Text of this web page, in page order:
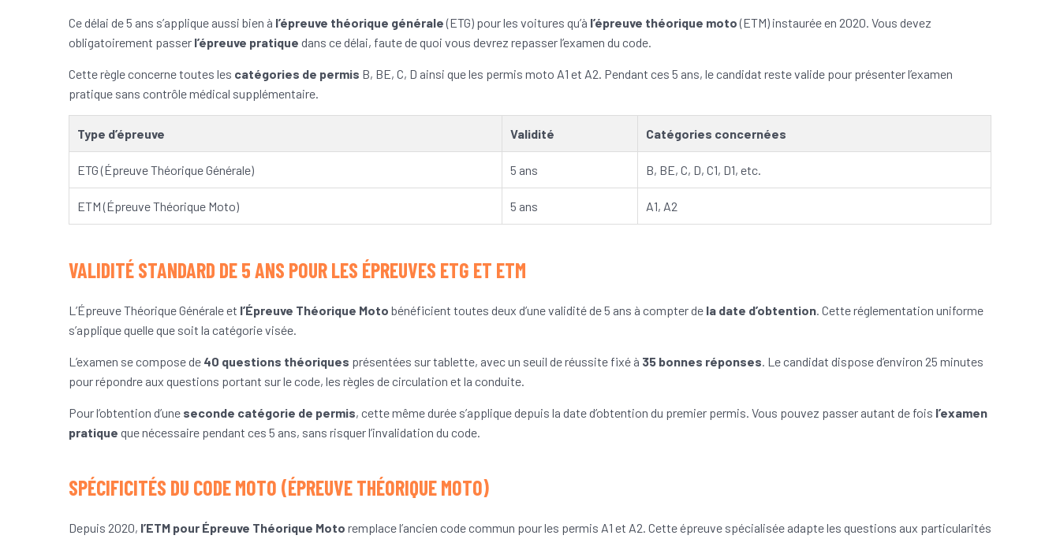
Ce délai de 5 ans s’applique aussi bien à l’épreuve théorique générale(ETG) pour les voitures qu’à l’épreuve théorique moto(ETM) instaurée en 2020. Vous devez
obligatoirement passer l’épreuve pratique dans ce délai, faute de quoi vous devrez repasser l’examen du code.
Cette règle concerne toutes les catégories de permis B, BE, C, D ainsi que les permis moto A1 et A2. Pendant ces 5 ans, le candidat reste valide pour présenter l’examen
pratique sans contrôle médical supplémentaire.
Type d’épreuve Validité Catégories concernées
ETG (Épreuve Théorique Générale) 5 ans B, BE, C, D, C1, D1, etc.
ETM (Épreuve Théorique Moto) 5 ans A1, A2
VALIDITÉ STANDARD DE 5 ANS POUR LES ÉPREUVES ETG ET ETM
L’Épreuve Théorique Générale et l’Épreuve Théorique Moto bénéficient toutes deux d’une validité de 5 ans à compter de la date d’obtention. Cette réglementation uniforme
s’applique quelle que soit la catégorie visée.
L’examen se compose de 40 questions théoriques présentées sur tablette, avec un seuil de réussite fixé à 35 bonnes réponses. Le candidat dispose d’environ 25 minutes
pour répondre aux questions portant sur le code, les règles de circulation et la conduite.
Pour l’obtention d’une seconde catégorie de permis, cette même durée s’applique depuis la date d’obtention du premier permis. Vous pouvez passer autant de fois l’examen
pratique que nécessaire pendant ces 5 ans, sans risquer l’invalidation du code.
SPÉCIFICITÉS DU CODE MOTO (ÉPREUVE THÉORIQUE MOTO)
Depuis 2020, l’ETM pour Épreuve Théorique Moto remplace l’ancien code commun pour les permis A1 et A2. Cette épreuve spécialisée adapte les questions aux particularités